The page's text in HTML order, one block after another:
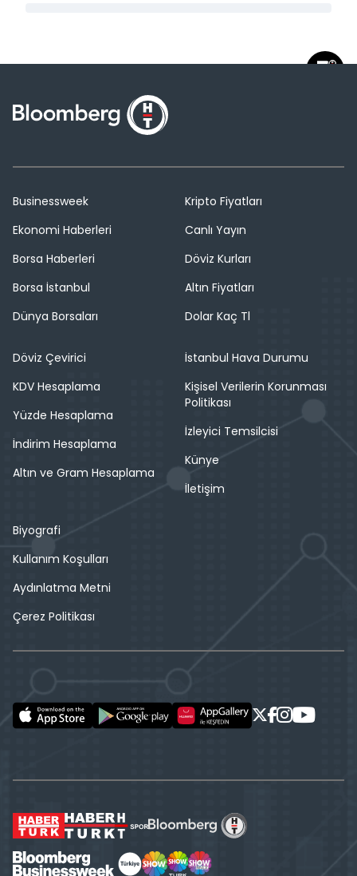
Businessweek
Ekonomi Haberleri
Borsa Haberleri
Borsa İstanbul
Dünya Borsaları
Kripto Fiyatları
Canlı Yayın
Döviz Kurları
Altın Fiyatları
Dolar Kaç Tl
Döviz Çevirici
KDV Hesaplama
Yüzde Hesaplama
İndirim Hesaplama
Altın ve Gram Hesaplama
İstanbul Hava Durumu
Kişisel Verilerin Korunması
Politikası
İzleyici Temsilcisi
Künye
İletişim
Biyografi
Kullanım Koşulları
Aydınlatma Metni
Çerez Politikası